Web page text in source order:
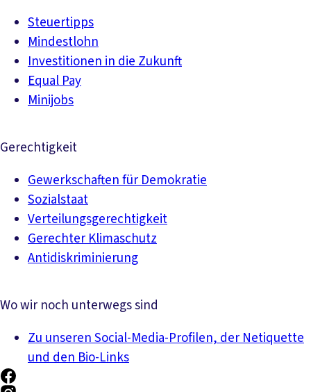
Steuertipps
Mindestlohn
Investitionen in die Zukunft
Equal Pay
Minijobs
Gerechtigkeit
Gewerkschaften für Demokratie
Sozialstaat
Verteilungsgerechtigkeit
Gerechter Klimaschutz
Antidiskriminierung
Wo wir noch unterwegs sind
Zu unseren Social-Media-Profilen, der Netiquette
und den Bio-Links